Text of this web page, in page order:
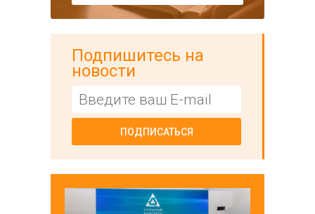
Подпишитесь на
новости
ПОДПИСАТЬСЯ